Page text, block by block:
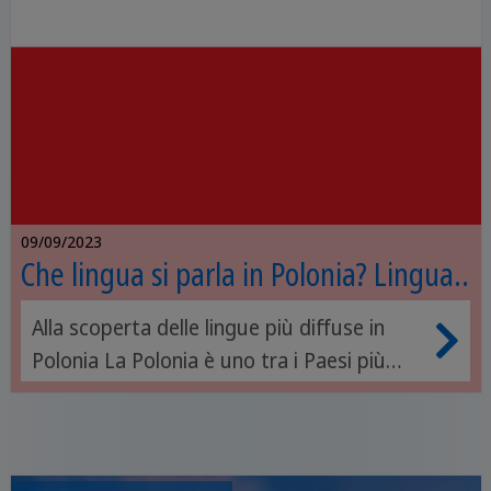
09/09/2023
Che lingua si parla in Polonia? Lingua
ufficiale polacca e parlata
Alla scoperta delle lingue più diffuse in
Polonia La Polonia è uno tra i Paesi più
importanti per la storia del nostro